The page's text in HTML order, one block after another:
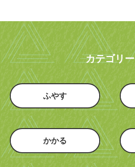
カテゴリー
ふやす
かかる